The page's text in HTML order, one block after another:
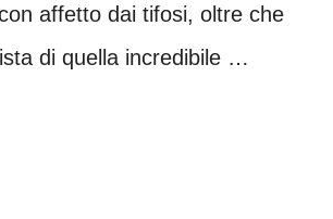
affetto dai tifosi, oltre che
di quella incredibile …